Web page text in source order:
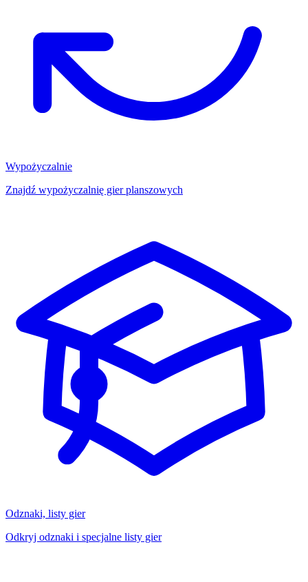
Wypożyczalnie
Znajdź wypożyczalnię gier planszowych
Odznaki, listy gier
Odkryj odznaki i specjalne listy gier